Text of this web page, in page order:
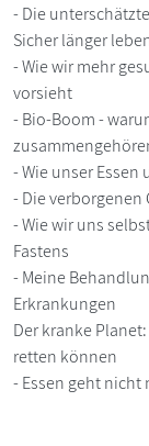
- Die
Sicher länger
- Wie wir mehr
vorsieht
- Bio-Boom -
- Wie unser
- Die
- Wie wir uns
Fastens
- Meine
Erkrankungen
Der kranke
retten können
- Essen geht nicht